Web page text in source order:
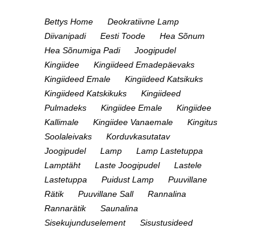
Bettys Home
Deokratiivne Lamp
Diivanipadi
Eesti Toode
Hea Sõnum
Hea Sõnumiga Padi
Joogipudel
Kingiidee
Kingiideed Emadepäevaks
Kingiideed Emale
Kingiideed Katsikuks
Kingiideed Katskikuks
Kingiideed
Pulmadeks
Kingiidee Emale
Kingiidee
Kallimale
Kingiidee Vanaemale
Kingitus
Soolaleivaks
Korduvkasutatav
Joogipudel
Lamp
Lamp Lastetuppa
Lamptäht
Laste Joogipudel
Lastele
Lastetuppa
Puidust Lamp
Puuvillane
Rätik
Puuvillane Sall
Rannalina
Rannarätik
Saunalina
Sisekujunduselement
Sisustusideed